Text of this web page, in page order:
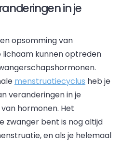
in je
opsomming van
lichaam kunnen optreden
menstruatiecyclus heb je
veranderingen in je
hormonen. Het
zwanger bent is nog altijd
en als je helemaal